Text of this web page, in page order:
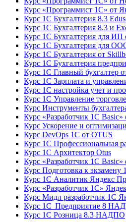
Курс «Программист 1С» от
Курс 1С Бухгалтерия 8.3
Курс 1С Бухгалтерия 8.3 и
Курс 1С Бухгалтерия для ИП
Курс 1С Бухгалтерия для
Курс 1С Бухгалтерия от
Курс 1С Бухгалтерия
Курс 1С Главный бухгалтер
Курс 1С Зарплата и
Курс 1С настройка учет и
Курс 1С Управление
Курс Инструменты
Курс «Разработчик 1С Basic»
Курс Ускорение и
Курс DevOps 1С от OTUS
Курс 1С Профессиональная
Курс 1С Архитектор Otus
Курс «Разработчик 1С Basic»
Курс Подготовка к
Курс 1С Аналитик Яндекс
Курс «Разработчик 1С»
Курс Мидл разработчик 1С
Курс 1С Предприятие 8
Курс 1С Розница 8.3 НАДПО